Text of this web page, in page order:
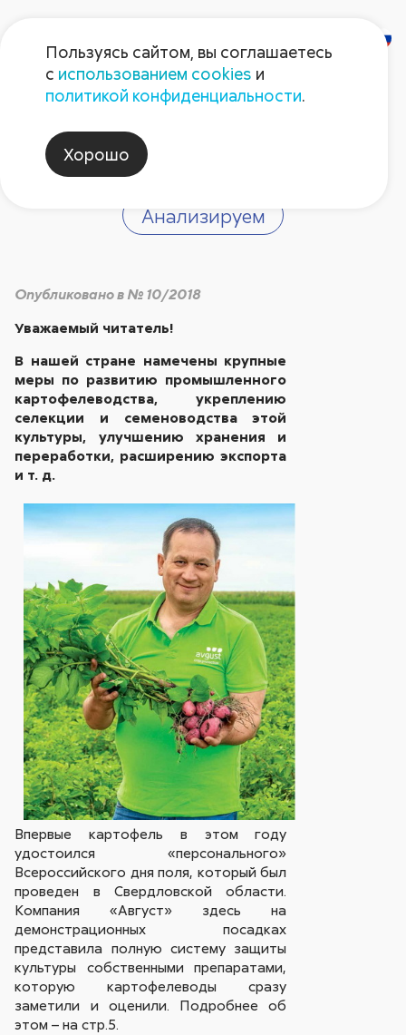
Картофель на все
времена
Анализируем
Опубликовано в № 10/2018
Уважаемый читатель!
В нашей стране намечены крупные
меры по развитию промышленного
картофелеводства, укреплению
селекции и семеноводства этой
культуры, улучшению хранения и
переработки, расширению экспорта
и т. д.
Впервые картофель в этом году
удостоился «персонального»
Всероссийского дня поля, который был
проведен в Свердловской области.
Компания «Август» здесь на
демонстрационных посадках
представила полную систему защиты
культуры собственными препаратами,
которую картофелеводы сразу
заметили и оценили. Подробнее об
этом – на стр.5.
Пользуясь сайтом, вы соглашаетесь
с использованием cookies и
политикой конфиденциальности.
Хорошо